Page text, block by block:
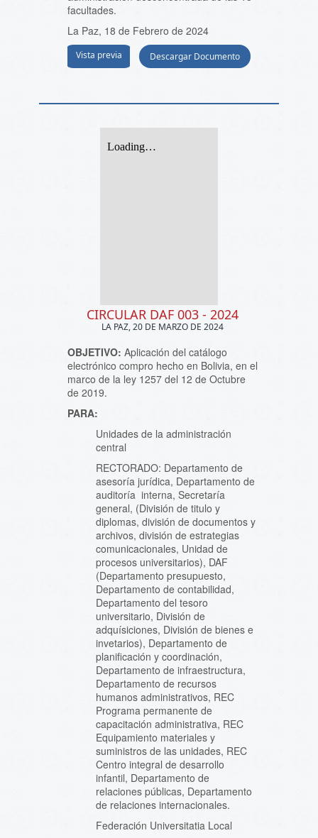
facultades.
La Paz, 18 de Febrero de 2024
Vista previa Descargar Documento
CIRCULAR DAF 003 - 2024
LA PAZ, 20 DE MARZO DE 2024
OBJETIVO: Aplicación del catálogo
electrónico compro hecho en Bolivia, en el
marco de la ley 1257 del 12 de Octubre
de 2019.
PARA:
Unidades de la administración
central
RECTORADO: Departamento de
asesoría jurídica, Departamento de
auditoría interna, Secretaría
general, (División de titulo y
diplomas, división de documentos y
archivos, división de estrategias
comunicacionales, Unidad de
procesos universitarios), DAF
(Departamento presupuesto,
Departamento de contabilidad,
Departamento del tesoro
universitario, División de
adquísiciones, División de bienes e
invetarios), Departamento de
planificación y coordinación,
Departamento de infraestructura,
Departamento de recursos
humanos administrativos, REC
Programa permanente de
capacitación administrativa, REC
Equipamiento materiales y
suministros de las unidades, REC
Centro integral de desarrollo
infantil, Departamento de
relaciones públicas, Departamento
de relaciones internacionales.
Federación Universitatia Local